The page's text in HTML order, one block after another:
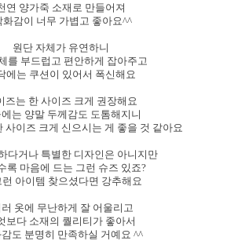
연 양가죽 소재로 만들어져
화감이 너무 가볍고 좋아요^^
원단 자체가 유연하니
를 부드럽고 편안하게 잡아주고
에는 쿠션이 있어서 폭신해요
즈는 한 사이즈 크게 권장해요
는 양말 두께감도 도톰해지니
사이즈 크게 신으시는 게 좋을 것 같아요
다거나 특별한 디자인은 아니지만
록 마음에 드는 그런 슈즈 있죠?
런 아이템 찾으셨다면 강추해요
러 옷에 무난하게 잘 어울리고
보다 소재의 퀄리티가 좋아서
도 분명히 만족하실 거예요 ^^